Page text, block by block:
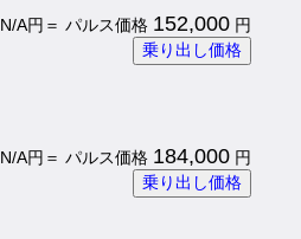
A円＝ パルス価格 152,000 円
乗り出し価格
A円＝ パルス価格 184,000 円
乗り出し価格